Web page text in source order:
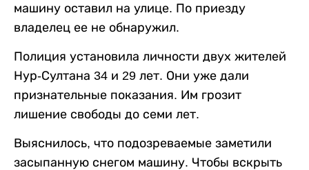
машину оставил на улице. По приезду
владелец ее не обнаружил.
Полиция установила личности двух жителей
Нур-Султана 34 и 29 лет. Они уже дали
признательные показания. Им грозит
лишение свободы до семи лет.
Выяснилось, что подозреваемые заметили
засыпанную снегом машину. Чтобы вскрыть